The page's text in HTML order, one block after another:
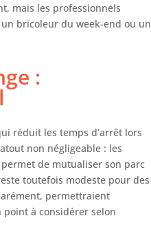
mais les professionnels
bricoleur du week-end ou un
:
réduit les temps d’arrêt lors
non négligeable : les
de mutualiser son parc
toutefois modeste pour des
permettraient
point à considérer selon